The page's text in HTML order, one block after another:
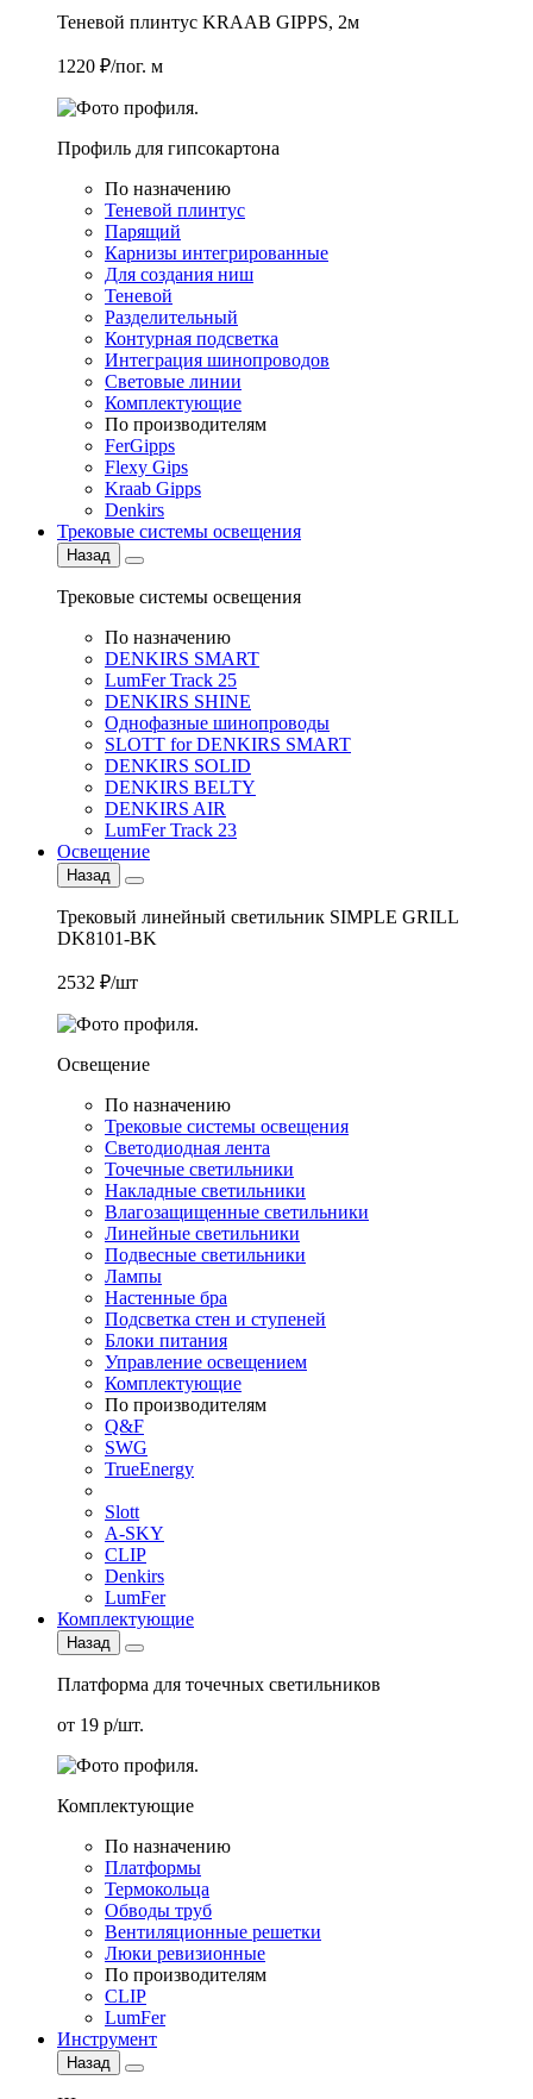
Теневой плинтус KRAAB GIPPS, 2м
1220 ₽/пог. м
Профиль для гипсокартона
По назначению
Теневой плинтус
Парящий
Карнизы интегрированные
Для создания ниш
Теневой
Разделительный
Контурная подсветка
Интеграция шинопроводов
Световые линии
Комплектующие
По производителям
FerGipps
Flexy Gips
Kraab Gipps
Denkirs
Трековые системы освещения
Назад
Трековые системы освещения
По назначению
DENKIRS SMART
LumFer Track 25
DENKIRS SHINE
Однофазные шинопроводы
SLOTT for DENKIRS SMART
DENKIRS SOLID
DENKIRS BELTY
DENKIRS AIR
LumFer Track 23
Освещение
Назад
Трековый линейный светильник SIMPLE GRILL
DK8101-BK
2532 ₽/шт
Освещение
По назначению
Трековые системы освещения
Светодиодная лента
Точечные светильники
Накладные светильники
Влагозащищенные светильники
Линейные светильники
Подвесные светильники
Лампы
Настенные бра
Подсветка стен и ступеней
Блоки питания
Управление освещением
Комплектующие
По производителям
Q&F
SWG
TrueEnergy
Slott
A-SKY
CLIP
Denkirs
LumFer
Комплектующие
Назад
Платформа для точечных светильников
от 19 р/шт.
Комплектующие
По назначению
Платформы
Термокольца
Обводы труб
Вентиляционные решетки
Люки ревизионные
По производителям
CLIP
LumFer
Инструмент
Назад